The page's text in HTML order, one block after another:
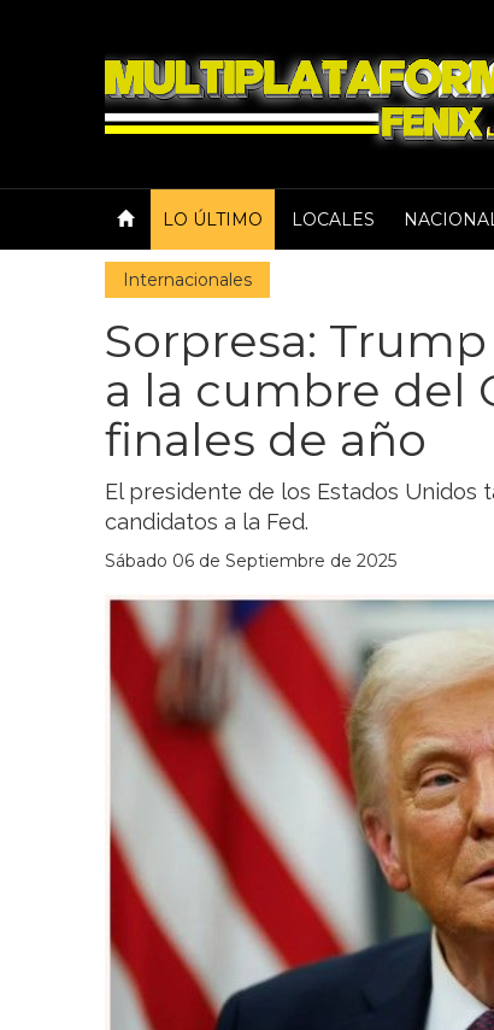
LO ÚLTIMO LOCALES
Internacionales
Sorpresa:
a la cumbre del
finales de año
El presidente de los Estados Unidos
candidatos a la Fed.
Sábado 06 de Septiembre de 2025